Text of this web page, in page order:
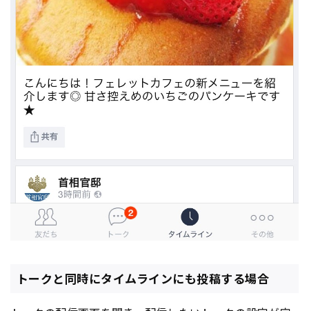
トークと同時にタイムラインにも投稿する場合